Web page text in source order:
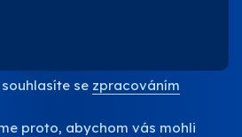
se zpracováním
proto, abychom vás mohli